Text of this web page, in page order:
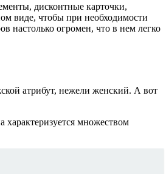
дисконтные карточки,
виде, чтобы при необходимости
настолько огромен, что в нем легко
атрибут, нежели женский. А вот
множеством